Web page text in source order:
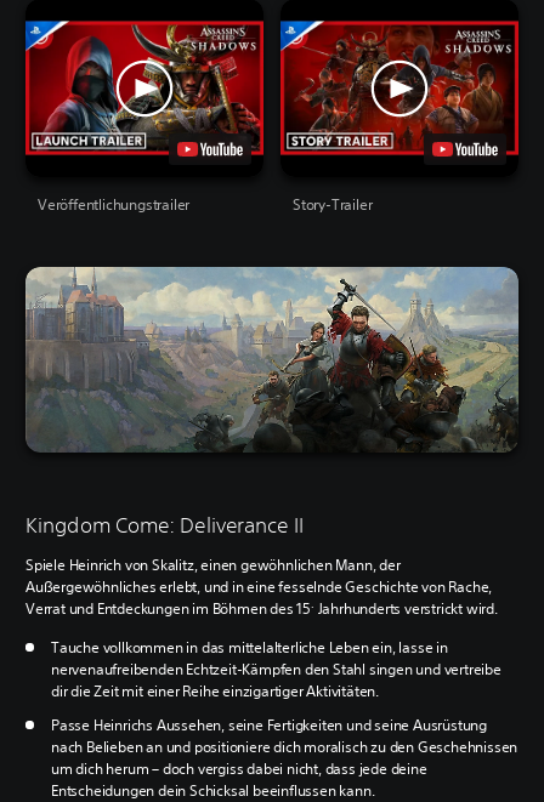
Veröffentlichungstrailer Story-Trailer
Kingdom Come: Deliverance II
Spiele Heinrich von Skalitz, einen gewöhnlichen Mann, der
Außergewöhnliches erlebt, und in eine fesselnde Geschichte von Rache,
Verrat und Entdeckungen im Böhmen des 15. Jahrhunderts verstrickt wird.
Tauche vollkommen in das mittelalterliche Leben ein, lasse in
nervenaufreibenden Echtzeit-Kämpfen den Stahl singen und vertreibe
dir die Zeit mit einer Reihe einzigartiger Aktivitäten.
Passe Heinrichs Aussehen, seine Fertigkeiten und seine Ausrüstung
nach Belieben an und positioniere dich moralisch zu den Geschehnissen
um dich herum – doch vergiss dabei nicht, dass jede deine
Entscheidungen dein Schicksal beeinflussen kann.